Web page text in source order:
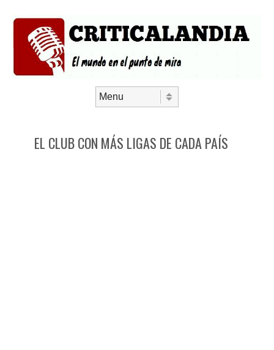
EL CLUB CON MÁS LIGAS DE CADA PAÍS